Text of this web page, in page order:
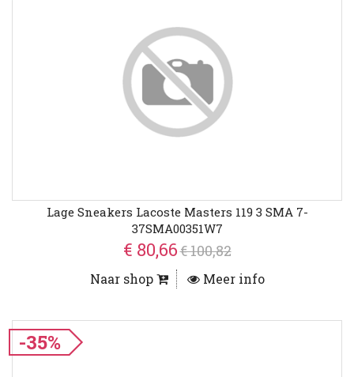
Lage Sneakers Lacoste Masters 119 3 SMA 7-
37SMA00351W7
€ 80,66€ 100,82
Naar shop Meer info
-35%